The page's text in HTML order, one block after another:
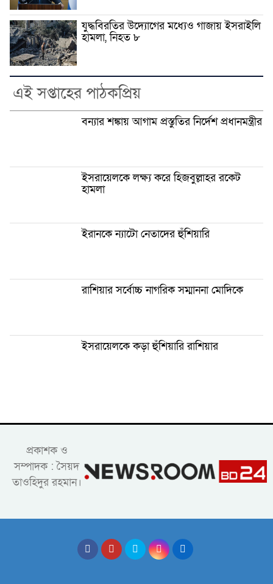
যুদ্ধবিরতির উদ্যোগের মধ্যেও গাজায় ইসরাইলি
হামলা, নিহত ৮
এই সপ্তাহের পাঠকপ্রিয়
বন্যার শঙ্কায় আগাম প্রস্তুতির নির্দেশ প্রধানমন্ত্রীর
ইসরায়েলকে লক্ষ্য করে হিজবুল্লাহর রকেট
হামলা
ইরানকে ন্যাটো নেতাদের হুঁশিয়ারি
রাশিয়ার সর্বোচ্চ নাগরিক সম্মাননা মোদিকে
ইসরায়েলকে কড়া হুঁশিয়ারি রাশিয়ার
প্রকাশক ও
সম্পাদক : সৈয়দ
তাওহিদুর রহমান।